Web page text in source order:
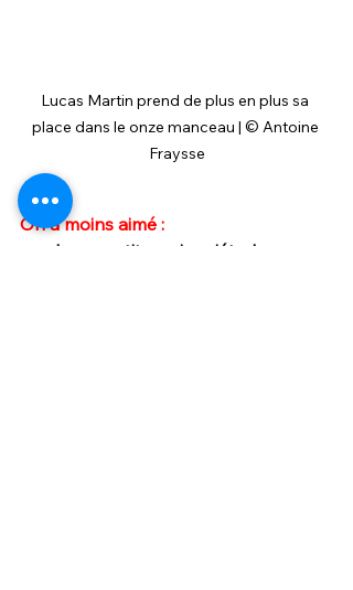
Lucas Martin prend de plus en plus sa
place dans le onze manceau | © Antoine
Fraysse
On a moins aimé :
La petite inquiétude pour